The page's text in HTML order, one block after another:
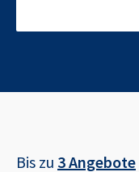
Bis zu 3 Angebote